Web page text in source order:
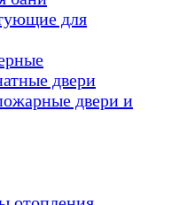
для
двери
двери и